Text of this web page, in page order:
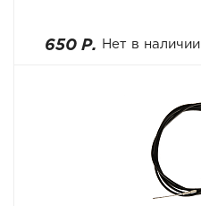
650 Р. Нет в наличии